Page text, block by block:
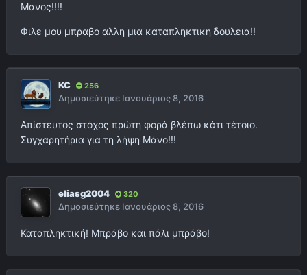
Μανος!!!!
Φιλε μου μπραβο αλλη μια καταπληκτικη δουλεια!!
KC 256
Δημοσιεύτηκε Ιανουάριος 8, 2016
Απίστευτος στόχος πρώτη φορά βλέπω κάτι τέτοιο.
Συγχαρητήρια για τη λήψη Μάνο!!!
eliasg2004 320
Δημοσιεύτηκε Ιανουάριος 8, 2016
Καταπληκτική! Μπράβο και πάλι μπράβο!